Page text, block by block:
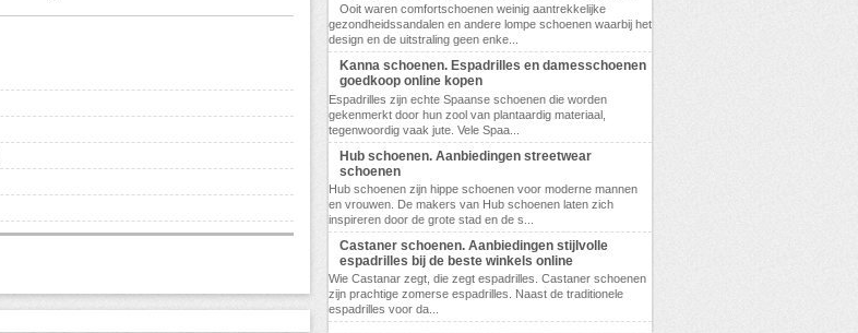
Ooit waren comfortschoenen weinig aantrekkelijke
gezondheidssandalen en andere lompe schoenen waarbij het
design en de uitstraling geen enke...
Kanna schoenen. Espadrilles en damesschoenen
goedkoop online kopen
Espadrilles zijn echte Spaanse schoenen die worden
gekenmerkt door hun zool van plantaardig materiaal,
tegenwoordig vaak jute. Vele Spaa...
Hub schoenen. Aanbiedingen streetwear
schoenen
Hub schoenen zijn hippe schoenen voor moderne mannen
en vrouwen. De makers van Hub schoenen laten zich
inspireren door de grote stad en de s...
Castaner schoenen. Aanbiedingen stijlvolle
espadrilles bij de beste winkels online
Wie Castanar zegt, die zegt espadrilles. Castaner schoenen
zijn prachtige zomerse espadrilles. Naast de traditionele
espadrilles voor da...